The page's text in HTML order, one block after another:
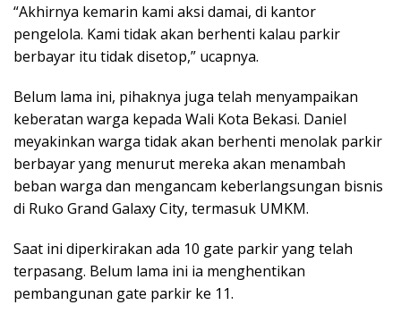
“Akhirnya kemarin kami aksi damai, di kantor
pengelola. Kami tidak akan berhenti kalau parkir
berbayar itu tidak disetop,” ucapnya.
Belum lama ini, pihaknya juga telah menyampaikan
keberatan warga kepada Wali Kota Bekasi. Daniel
meyakinkan warga tidak akan berhenti menolak parkir
berbayar yang menurut mereka akan menambah
beban warga dan mengancam keberlangsungan bisnis
di Ruko Grand Galaxy City, termasuk UMKM.
Saat ini diperkirakan ada 10 gate parkir yang telah
terpasang. Belum lama ini ia menghentikan
pembangunan gate parkir ke 11.